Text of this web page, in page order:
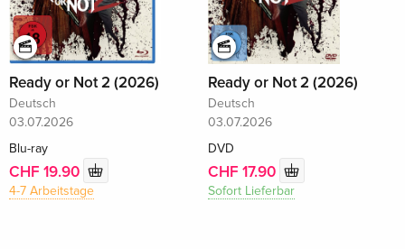
Ready or Not 2 (2026)
Deutsch
03.07.2026
Blu-ray
CHF 19.90
4-7 Arbeitstage
Ready or Not 2 (2026)
Deutsch
03.07.2026
DVD
CHF 17.90
Sofort Lieferbar